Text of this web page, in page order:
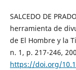
SALCEDO DE
herramienta de
de El Hombre y la
n. 1, p. 217-246,
https://doi.org/